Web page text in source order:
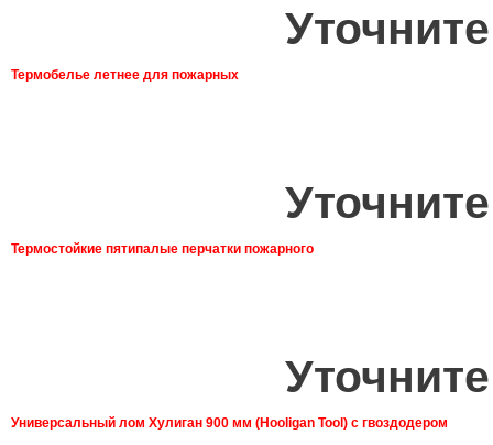
Термобелье летнее для пожарных
Термостойкие пятипалые перчатки пожарного
Универсальный лом Хулиган 900 мм (Hooligan Tool) с гвоздодером